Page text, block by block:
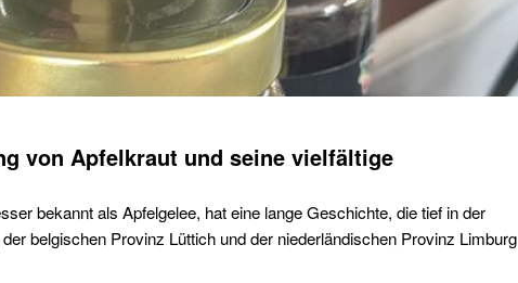
von Apfelkraut und seine vielfältige
bekannt als Apfelgelee, hat eine lange Geschichte, die tief in der
belgischen Provinz Lüttich und der niederländischen Provinz Limburg